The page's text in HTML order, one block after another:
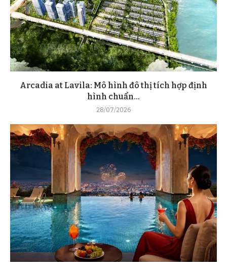
Arcadia at Lavila: Mô hình đô thị tích hợp định
hình chuẩn...
28/07/2026